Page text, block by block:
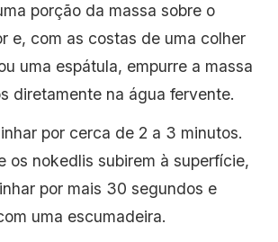
porção da massa sobre o
e, com as costas de uma colher
uma espátula, empurre a massa
diretamente na água fervente.
por cerca de 2 a 3 minutos.
os nokedlis subirem à superfície,
por mais 30 segundos e
uma escumadeira.